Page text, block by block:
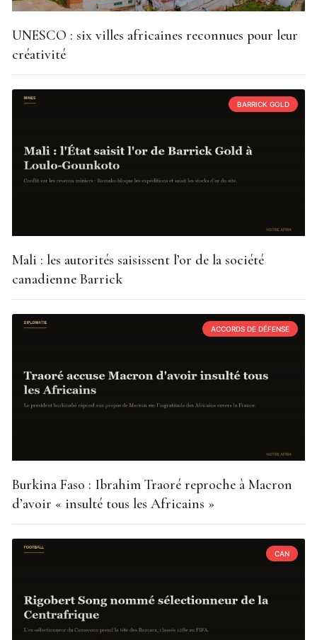
UNESCO : six villes africaines reconnues pour leur
créativité
BARRICK GOLD
Mali : les autorités saisissent l’or de la société
canadienne Barrick
ACCORDS DE DÉFENSE
Burkina Faso : Ibrahim Traoré reproche à Macron
d’avoir « insulté tous les Africains »
CAN